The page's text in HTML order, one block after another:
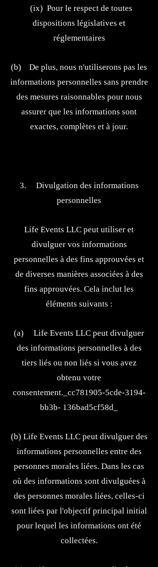
(ix) Pour le respect de toutes
dispositions législatives et
réglementaires
(b) De plus, nous n'utiliserons pas les
informations personnelles sans prendre
des mesures raisonnables pour nous
assurer que les informations sont
exactes, complètes et à jour.
3. Divulgation des informations
personnelles
Life Events LLC peut utiliser et
divulguer vos informations
personnelles à des fins approuvées et
de diverses manières associées à des
fins approuvées. Cela inclut les
éléments suivants :
(a) Life Events LLC peut divulguer
des informations personnelles à des
tiers liés ou non liés si vous avez
obtenu votre
consentement._cc781905-5cde-3194-
bb3b- 136bad5cf58d_
(b) Life Events LLC peut divulguer des
informations personnelles entre des
personnes morales liées. Dans les cas
où des informations sont divulguées à
des personnes morales liées, celles-ci
sont liées par l'objectif principal initial
pour lequel les informations ont été
collectées.